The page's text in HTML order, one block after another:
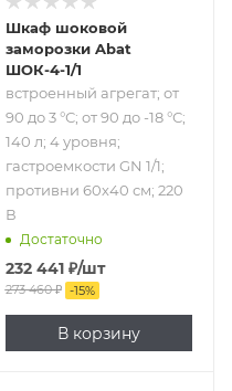
Шкаф шоковой
заморозки Abat
ШОК-4-1/1
встроенный агрегат; от
90 до 3 °С; от 90 до -18 °С;
140 л; 4 уровня;
гастроемкости GN 1/1;
противни 60х40 см; 220
В
Достаточно
232 441₽/шт
273 460₽ -15%
В корзину